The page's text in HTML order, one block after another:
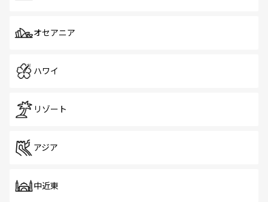
オセアニア
ハワイ
リゾート
アジア
中近東